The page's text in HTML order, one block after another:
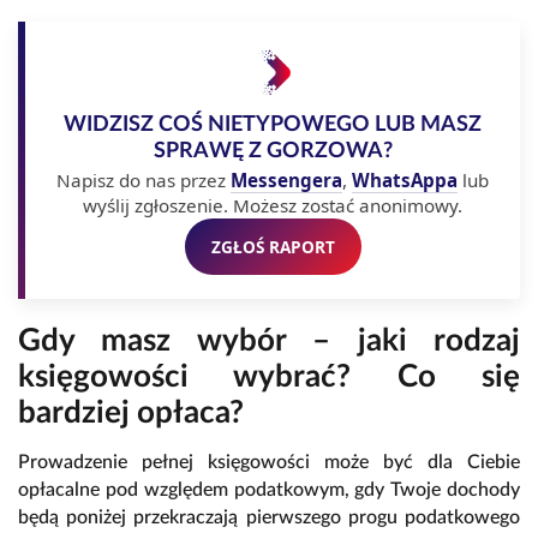
WIDZISZ COŚ NIETYPOWEGO LUB MASZ
SPRAWĘ Z GORZOWA?
Napisz do nas przez Messengera, WhatsAppa lub
wyślij zgłoszenie. Możesz zostać anonimowy.
ZGŁOŚ RAPORT
Gdy masz wybór – jaki rodzaj
księgowości wybrać? Co się
bardziej opłaca?
Prowadzenie pełnej księgowości może być dla Ciebie
opłacalne pod względem podatkowym, gdy Twoje dochody
będą poniżej przekraczają pierwszego progu podatkowego